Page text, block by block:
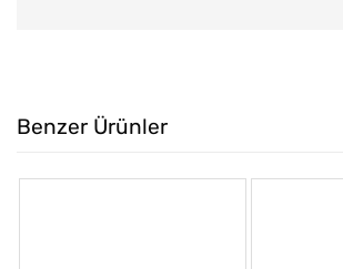
Benzer Ürünler